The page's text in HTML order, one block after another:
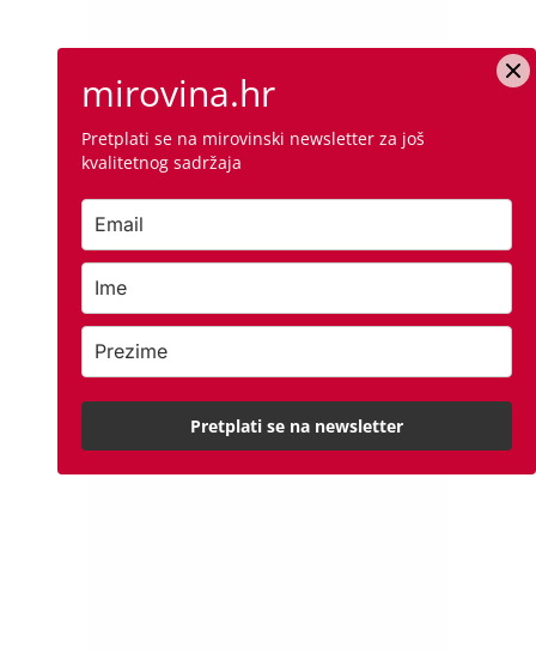
mirovina.hr
Pretplati se na mirovinski newsletter za još
kvalitetnog sadržaja
Pretplati se na newsletter